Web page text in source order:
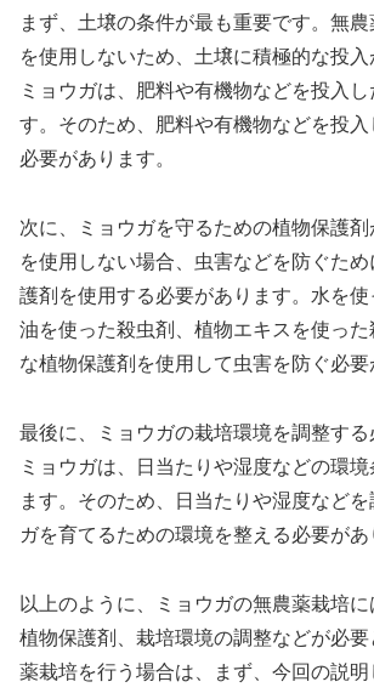
まず、土壌の条件が最も重要です。無
を使用しないため、土壌に積極的な投入
ミョウガは、肥料や有機物などを投入し
す。そのため、肥料や有機物などを投
必要があります。
次に、ミョウガを守るための植物保護
を使用しない場合、虫害などを防ぐた
護剤を使用する必要があります。水を
油を使った殺虫剤、植物エキスを使っ
な植物保護剤を使用して虫害を防ぐ必要
最後に、ミョウガの栽培環境を調整する
ミョウガは、日当たりや湿度などの環
ます。そのため、日当たりや湿度など
ガを育てるための環境を整える必要があ
以上のように、ミョウガの無農薬栽培に
植物保護剤、栽培環境の調整などが必
薬栽培を行う場合は、まず、今回の説